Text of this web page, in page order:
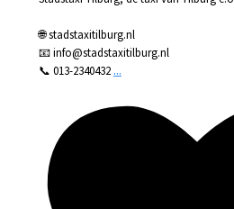
🌐 stadstaxitilburg.nl
📧 info@stadstaxitilburg.nl
📞 013-2340432...